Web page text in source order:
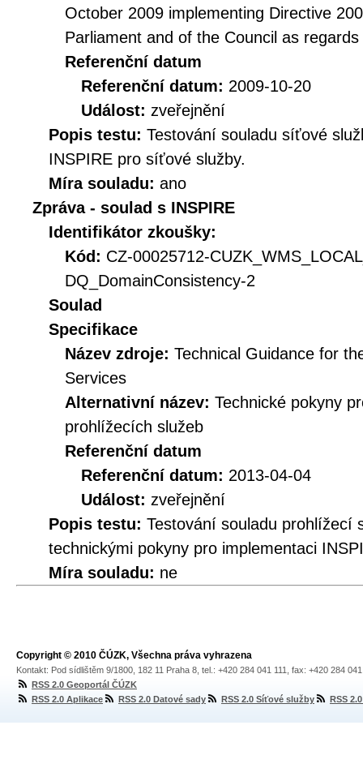
October 2009 implementing Directive
Parliament and of the Council as
Referenční datum
Referenční datum: 2009-10-20
Událost: zveřejnění
Popis testu: Testování souladu síťové
INSPIRE pro síťové služby.
Míra souladu: ano
Zpráva - soulad s INSPIRE
Identifikátor zkoušky:
Kód: CZ-00025712-
DQ_DomainConsistency-2
Soulad
Specifikace
Název zdroje: Technical Guidance for
Services
Alternativní název: Technické pokyny
prohlížecích služeb
Referenční datum
Referenční datum: 2013-04-04
Událost: zveřejnění
Popis testu: Testování souladu prohlížecí
technickými pokyny pro implementaci
Míra souladu: ne
Copyright © 2010 ČÚZK, Všechna práva vyhrazena
Kontakt: Pod sídlištěm 9/1800, 182 11 Praha 8, tel.: +420 284 041 111, fax: +420 284
RSS 2.0 Geoportál ČÚZK
RSS 2.0 Aplikace
RSS 2.0 Datové sady RSS 2.0 Síťové služby RSS